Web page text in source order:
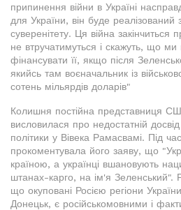
припинення війни в Україні
для України, він буде реалізований
суверенітету. Ця війна
не втручатимуться і скажуть, що
фінансувати її, якщо після
якийсь там воєначальник із
сотень мільярдів доларів"
Колишня постійна представниця
висловилася про недостатній
політики у Вівека Рамасвамі. Під
прокоментувала його заяву, що
країною, а українці вшановують
штанах-карго, на ім'я Зеленський".
що окуповані Росією регіони
Донецьк, є російськомовними і